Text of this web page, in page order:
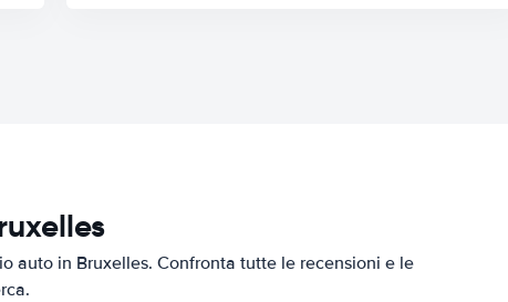
auto in Bruxelles. Confronta tutte le recensioni e le